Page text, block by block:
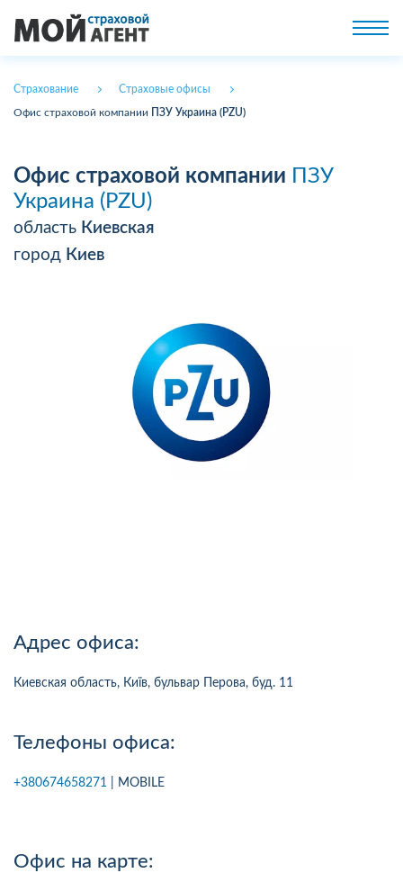
Страхование Страховые офисы
Офис страховой компании ПЗУ Украина (PZU)
Офис страховой компании ПЗУ
Украина (PZU)
область Киевская
город Киев
Адрес офиса:
Киевская область, Київ, бульвар Перова, буд. 11
Телефоны офиса:
+380674658271 | MOBILE
Офис на карте: